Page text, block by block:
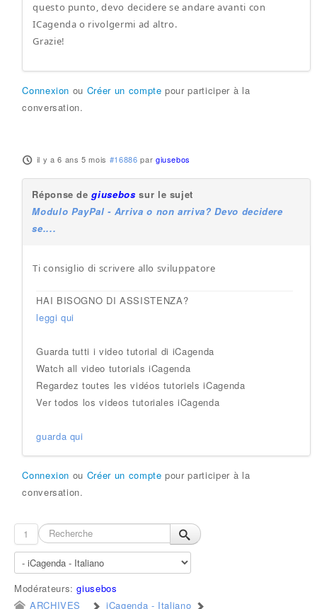
questo punto, devo decidere se andare avanti con
ICagenda o rivolgermi ad altro.
Grazie!
Connexion ou Créer un compte pour participer à la
conversation.
il y a 6 ans 5 mois #16886 par giusebos
Réponse degiusebos sur le sujet
Modulo PayPal - Arriva o non arriva? Devo decidere
se....
Ti consiglio di scrivere allo sviluppatore
HAI BISOGNO DI ASSISTENZA?
leggi qui
Guarda tutti i video tutorial di iCagenda
Watch all video tutorials iCagenda
Regardez toutes les vidéos tutoriels iCagenda
Ver todos los videos tutoriales iCagenda
guarda qui
Connexion ou Créer un compte pour participer à la
conversation.
1
Modérateurs:giusebos
ARCHIVES
iCagenda - Italiano